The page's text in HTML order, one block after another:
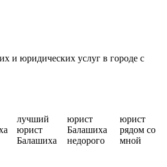
и юридических услуг в городе с
лучший
юрист
Балашиха
юрист
Балашиха
недорого
юрист
рядом со
мной